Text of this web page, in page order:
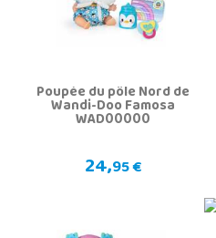
Poupée du pôle Nord de
Wandi-Doo Famosa
WAD00000
24,95 €